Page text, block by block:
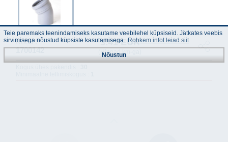
Kood :
1700142
3.41 EUR
(Hinnad km-ga)
Teie paremaks teenindamiseks kasutame veebilehel küpsiseid. Jätkates veebis
sirvimisega nõustud küpsiste kasutamisega. Rohkem infot leiad siit
Nõustun